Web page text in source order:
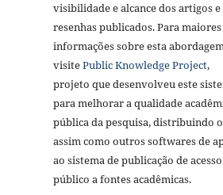
visibilidade e alcance dos artigos e
resenhas publicados. Para maiores
informações sobre esta
visitePublic Knowledge Project,
projeto que desenvolveu este
para melhorar a qualidade
pública da pesquisa, distribuindo o
assim como outros softwares de
ao sistema de publicação de acesso
público a fontes acadêmicas.